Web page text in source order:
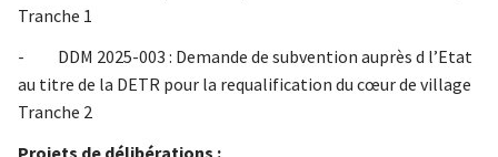
Tranche 1
- DDM 2025-003 : Demande de subvention auprès d l’Etat
au titre de la DETR pour la requalification du cœur de village
Tranche 2
Projets de délibérations :